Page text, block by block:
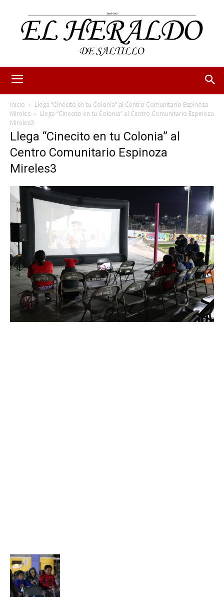
Inicio
Llega “Cinecito en tu Colonia” al Centro Comunitario Espinoza
Mireles
Llega “Cinecito en tu Colonia” al Centro Comunitario Espinoza
Mireles3
Llega “Cinecito en tu Colonia” al
Centro Comunitario Espinoza
Mireles3